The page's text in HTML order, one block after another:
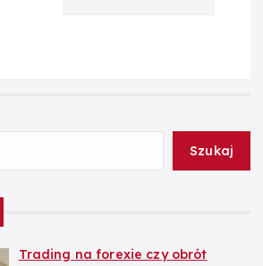
Szukaj
Trading na forexie czy obrót